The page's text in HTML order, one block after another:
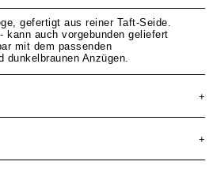
gefertigt aus reiner Taft-Seide.
kann auch vorgebunden geliefert
mit dem passenden
dunkelbraunen Anzügen.
+
+